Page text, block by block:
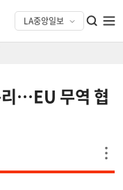
리…EU 무역 협